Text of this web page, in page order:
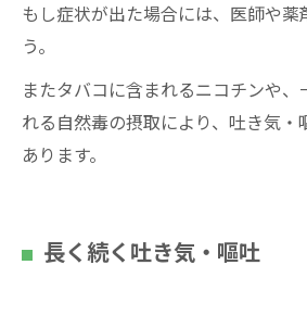
もし症状が出た場合には、医師や薬
う。
またタバコに含まれるニコチンや
れる自然毒の摂取により、吐き気
あります。
長く続く吐き気・嘔吐